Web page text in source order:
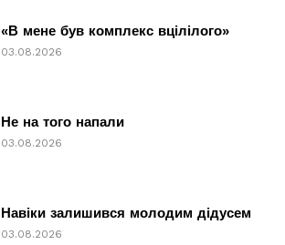
«В мене був комплекс вцілілого»
03.08.2026
Не на того напали
03.08.2026
Навіки залишився молодим дідусем
03.08.2026